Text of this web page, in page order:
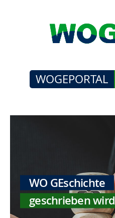
WOGEPORTAL
WO GEschichte
geschrieben wird